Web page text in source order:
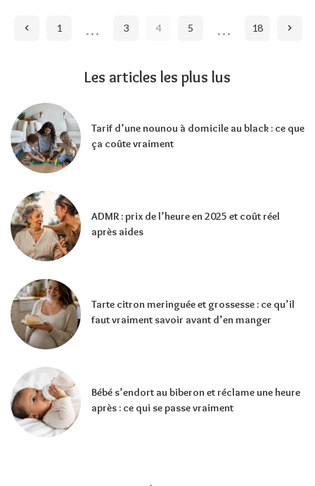
1 … 3 4 5 … 18
Les articles les plus lus
Tarif d’une nounou à domicile au black : ce que
ça coûte vraiment
ADMR : prix de l’heure en 2025 et coût réel
après aides
Tarte citron meringuée et grossesse : ce qu’il
faut vraiment savoir avant d’en manger
Bébé s’endort au biberon et réclame une heure
après : ce qui se passe vraiment